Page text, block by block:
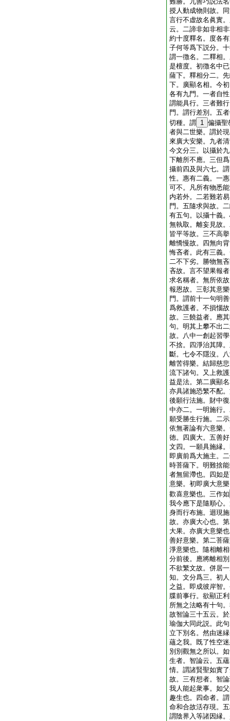
授人動成物則故。
言行不虚故名眞實
云。二諦非如非相
約十度釋名。度各
子何等爲下説分。
謂一徴名。二釋相
是檀度。初徴名中
薩下。釋相分二。
下。廣顯名相。今
各有九門。一者自
謂能具行。三者難
門。謂行差別。五
切種。謂 1 偏攝聖
者與二世樂。謂於
來廣大安樂。九者
今文分三。以攝於
下離所不應。三但
攝前四及與六七。
性。惠有二義。一
可不。凡所有物悉
内若外。二若難若
門。五隨求與故。
有五句。以攝十義
無執取。離妄見故
皆平等故。三不高
離憍慢故。四無向
悔吝者。此有三義
二不下劣。勝物無
吝故。言不望果報
求名稱者。無所依
報恩故。三彰其意
門。謂前十一句明
爲救護者。不損惱
故。三饒益者。應
句。明其上攀不出
故。八中一創起習
不捨。四淨治其障
斷。七令不隱沒。
離苦得樂。結歸慈
流下諸句。又上救
益是法。第二廣顯
亦具諸施恐繁不配
後願行法施。財中
中亦二。一明施行
願受勝生行施。二
依無著論有六意樂
徳。四廣大。五善
文四。一願具施縁
即廣前爲大施主。
時菩薩下。明難捨
者無留滯也。四如
意樂。初即廣大意
歡喜意樂也。三作如
我今應下是隨順心
身而行布施。迴現
故。亦廣大心也。
大果。亦廣大意樂
善好意樂。第二菩
淨意樂也。隨相離
分前後。應將離相
不欲繁文故。併居
知。文分爲三。初
之益。即成彼岸智
牒前事行。欲顯正
所無之法略有十句
故智論三十五云。
瑜伽大同此説。此
立下別名。然由迷
蘊之我。既了性空
別別觀無之所以。
生者。智論云。五
情。謂諸賢聖如實
故。三有想者。智
我人能起衆事。如
趣生也。四命者。
命和合故活存現。
謂陰界入等諸因縁